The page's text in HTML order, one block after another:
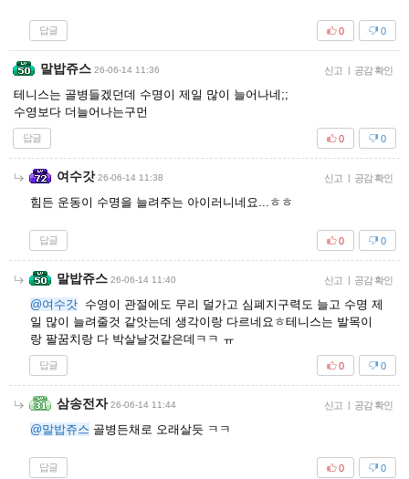
답글 0
0
말밥쥬스 26-06-14 11:36 신고 | 공감 확인
테니스는 골병들겠던데 수명이 제일 많이 늘어나네;;
수영보다 더늘어나는구먼
답글 0
0
여수갓 26-06-14 11:38 신고 | 공감 확인
힘든 운동이 수명을 늘려주는 아이러니네요...ㅎㅎ
답글 0
0
말밥쥬스 26-06-14 11:40 신고 | 공감 확인
@여수갓 수영이 관절에도 무리 덜가고 심폐지구력도 늘고 수명 제
일 많이 늘려줄것 같앗는데 생각이랑 다르네요ㅎ테니스는 발목이
랑 팔꿈치랑 다 박살날것같은데ㅋㅋ ㅠ
답글 0
0
삼송전자 26-06-14 11:44 신고 | 공감 확인
@말밥쥬스 골병든채로 오래살듯 ㅋㅋ
답글 0
0